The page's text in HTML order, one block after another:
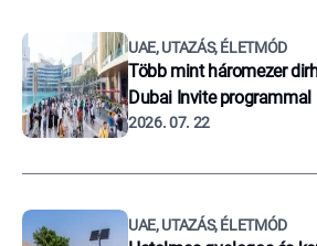
UAE, UTAZÁS, ÉLETMÓD
Több mint háromezer
Dubai Invite programmal
2026. 07. 22
UAE, UTAZÁS, ÉLETMÓD